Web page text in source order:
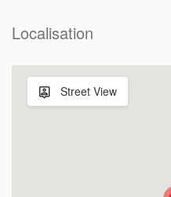
Localisation
Street View